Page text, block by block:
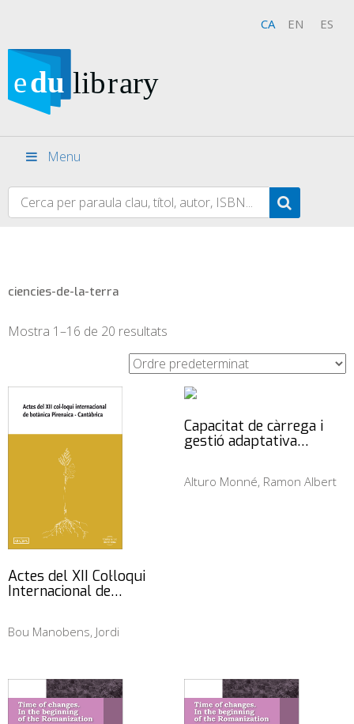
CA EN ES
Menu
ciencies-de-la-terra
Mostra 1–16 de 20 resultats
Actes del XII Col·loqui
Internacional de…
Bou Manobens, Jordi
Capacitat de càrrega i
gestió adaptativa…
Alturo Monné, Ramon Albert